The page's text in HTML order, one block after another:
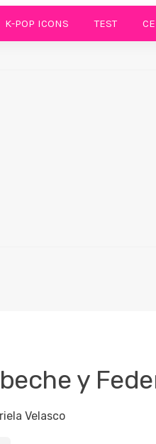
K-POP ICONS TEST
y
Velasco